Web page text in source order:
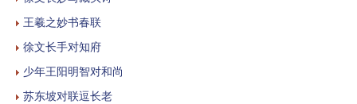
王羲之妙书春联
徐文长手对知府
少年王阳明智对和尚
苏东坡对联逗长老